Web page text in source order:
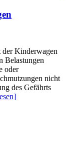
Kinderwagen
Belastungen
oder
nicht
des Gefährts